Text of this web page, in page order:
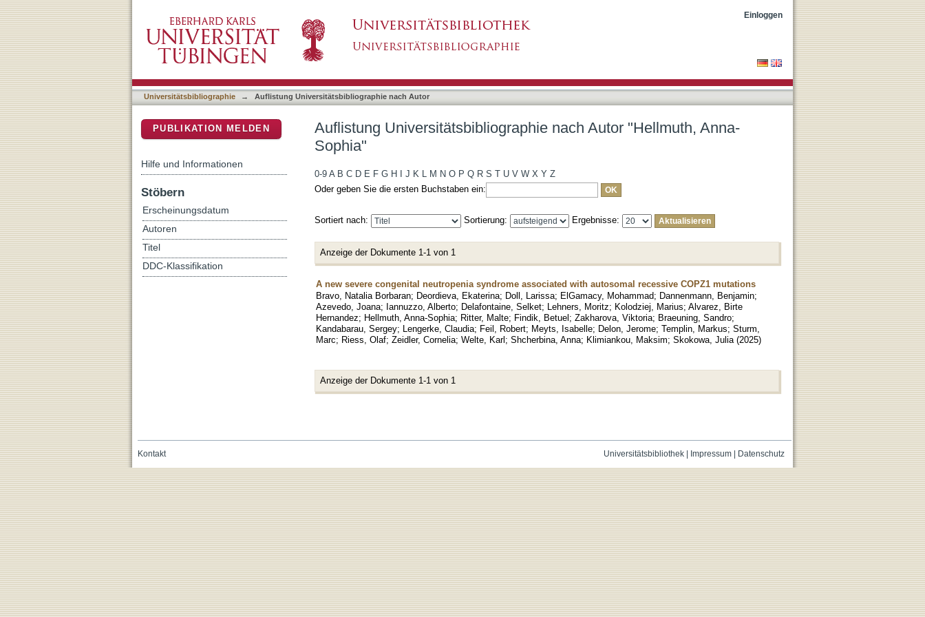
Einloggen
Universitätsbibliographie → Auflistung Universitätsbibliographie nach Autor
Auflistung Universitätsbibliographie nach Autor "Hellmuth, Anna-
Sophia"
0-9 A B C D E F G H J K L M N O P Q R S T U V W X Y Z
Oder geben Sie die ersten Buchstaben ein:
Sortiert nach: Sortierung: Ergebnisse:
Anzeige der Dokumente 1-1 von 1
A new severe congenital neutropenia syndrome associated with autosomal recessive COPZ1 mutations
Bravo, Natalia Borbaran; Deordieva, Ekaterina; Doll, Larissa; ElGamacy, Mohammad; Dannenmann, Benjamin;
Azevedo, Joana; Iannuzzo, Alberto; Delafontaine, Selket; Lehners, Moritz; Kolodziej, Marius; Alvarez, Birte
Hernandez; Hellmuth, Anna-Sophia; Ritter, Malte; Findik, Betuel; Zakharova, Viktoria; Braeuning, Sandro;
Kandabarau, Sergey; Lengerke, Claudia; Feil, Robert; Meyts, Isabelle; Delon, Jerome; Templin, Markus; Sturm,
Marc; Riess, Olaf; Zeidler, Cornelia; Welte, Karl; Shcherbina, Anna; Klimiankou, Maksim; Skokowa, Julia (2025)
Anzeige der Dokumente 1-1 von 1
PUBLIKATION MELDEN
Hilfe und Informationen
Stöbern
Erscheinungsdatum
Autoren
Titel
DDC-Klassifikation
Universitätsbibliothek| Impressum| Datenschutz
Kontakt